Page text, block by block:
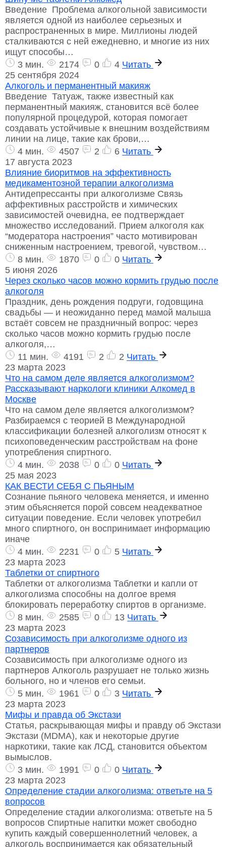
Введение Проблема алкогольной зависимости
является одной из наиболее серьезных и
распространенных в мире. Миллионы людей
сталкиваются с ней ежедневно, и многие из них
ищут способы…
3 мин.
2174 0 4 Читать
25 сентября 2024
Алкоголь и перманентный макияж
Введение Татуаж, также известный как
перманентный макияж, становится всё более
популярной процедурой, которая помогает
создавать устойчивые к внешним воздействиям
линии на лице, такие как брови,…
4 мин.
4507 2 6 Читать
17 августа 2023
Влияние биоритмов на эффективность
медикаментозной терапии алкоголизма
Антидепрессанты при алкоголизме Связь
аффективных расстройств и химических
зависимостей очевидна, ее подтверждает
множество исследований. Прием алкоголя как
“модератора настроения” часто мотивирован
сниженным настроением, тревогой, чувством…
8 мин.
1870 0 0 Читать
5 июня 2026
Через сколько часов можно кормить грудью после
алкоголя
Праздник, день рождения подруги, годовщина
свадьбы — и неожиданно перед мамой малыша
встаёт совсем не праздничный вопрос: через
сколько часов можно кормить грудью после
алкоголя,…
11 мин.
4191 2 2 Читать
23 марта 2023
Что на самом деле является алкоголизмом?
Рассказывают наркологи клиники Алкомед в
Москве
Что на самом деле является алкоголизмом?
Разбираемся с теорией В Международной
классификации болезней алкоголизм относят к
психоповеденческим расстройствам на фоне
употребления спиртного.
4 мин.
2038 0 0 Читать
25 мая 2023
КАК ВЕСТИ СЕБЯ С ПЬЯНЫМ
Сознание пьяного человека меняется, и именно
этим объясняется порой совсем неадекватное
ситуации поведение. Если человек употребил
много спиртного, он воспринимает информацию
иначе
4 мин.
2231 0 5 Читать
23 марта 2023
Таблетки от спиртного
Таблетки от алкоголизма Таблетки и капли от
алкоголизма способны на долгое время
блокировать переработку спиртов в организме.
8 мин.
2585 0 13 Читать
23 марта 2023
Созависимость при алкоголизме одного из
партнеров
Созависимость при алкоголизме одного из
партнеров Алкоголь разрушает не только жизнь
больного, но и членов его семьи.
5 мин.
1961 0 3 Читать
23 марта 2023
Мифы и правда об Экстази
Статья, раскрывающая мифы и правду об Экстази
Экстази (MDMA), как и некоторые другие
наркотики, такие как ЛСД, становится объектом
вымыслов.
3 мин.
1991 0 0 Читать
23 марта 2023
Определение стадии алкоголизма: ответьте на 5
вопросов
Определение стадии алкоголизма: ответьте на 5
вопросов Спиртные напитки может свободно
купить каждый совершеннолетний человек, а
алкоголь воспринимается как обязательный